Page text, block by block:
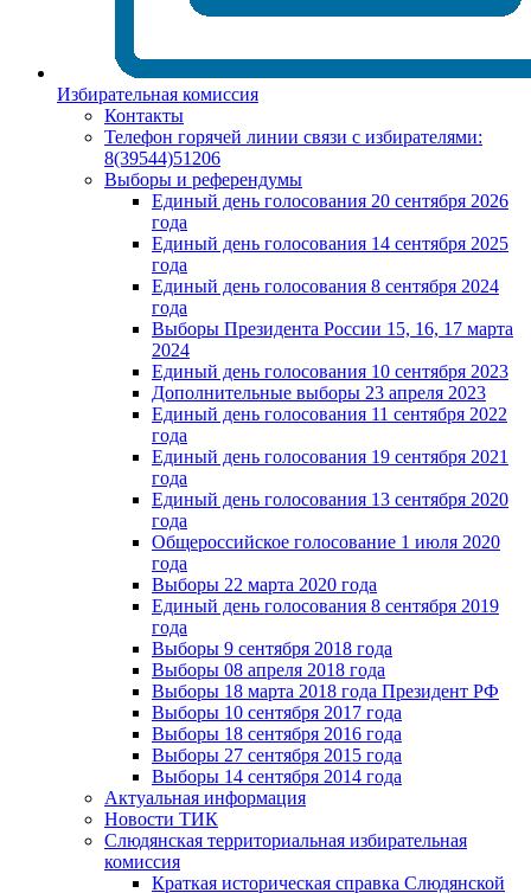
Избирательная комиссия
Контакты
Телефон горячей линии связи с избирателями:
8(39544)51206
Выборы и референдумы
Единый день голосования 20 сентября 2026
года
Единый день голосования 14 сентября 2025
года
Единый день голосования 8 сентября 2024
года
Выборы Президента России 15, 16, 17 марта
2024
Единый день голосования 10 сентября 2023
Дополнительные выборы 23 апреля 2023
Единый день голосования 11 сентября 2022
года
Единый день голосования 19 сентября 2021
года
Единый день голосования 13 сентября 2020
года
Общероссийское голосование 1 июля 2020
года
Выборы 22 марта 2020 года
Единый день голосования 8 сентября 2019
года
Выборы 9 сентября 2018 года
Выборы 08 апреля 2018 года
Выборы 18 марта 2018 года Президент РФ
Выборы 10 сентября 2017 года
Выборы 18 сентября 2016 года
Выборы 27 сентября 2015 года
Выборы 14 сентября 2014 года
Актуальная информация
Новости ТИК
Слюдянская территориальная избирательная
комиссия
Краткая историческая справка Слюдянской